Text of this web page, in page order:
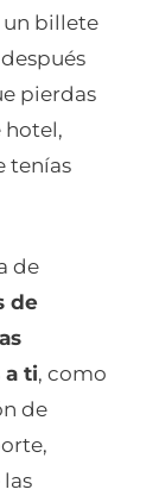
un billete
pierdas
hotel,
tenías
de
de
a ti, como
de